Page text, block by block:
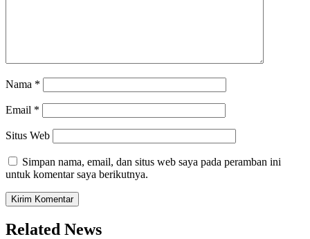
Nama *
Email *
Situs Web
Simpan nama, email, dan situs web saya pada peramban ini
untuk komentar saya berikutnya.
Related News